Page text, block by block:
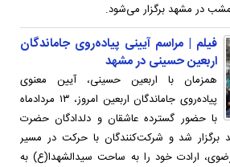
در مشهد برگزار می‌شود.
فیلم | مراسم آیینی پیاده‌روی جاماندگان
اربعین حسینی در مشهد
همزمان با اربعین حسینی، آیین معنوی
پیاده‌روی جاماندگان اربعین امروز، ۱۳ مردادماه
با حضور گسترده عاشقان و دلدادگان حضرت
برگزار شد و شرکت‌کنندگان با حرکت در مسیر
ارادت خود را به ساحت سیدالشهدا(ع) به